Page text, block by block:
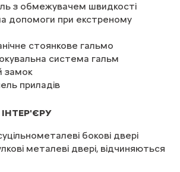
з обмежувачем швидкості
допомоги при екстреному
стоянкове гальмо
система гальм
замок
приладів
бокові двері
металеві двері, відчиняються